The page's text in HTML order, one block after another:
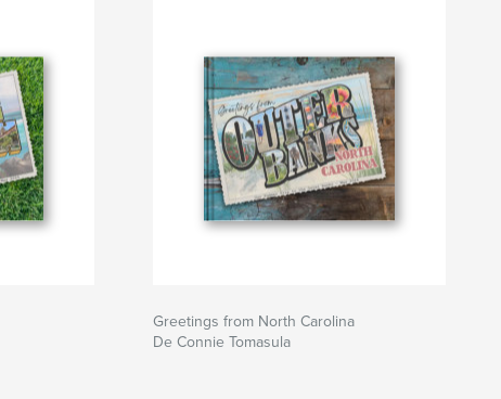
Greetings from North Carolina
De Connie Tomasula